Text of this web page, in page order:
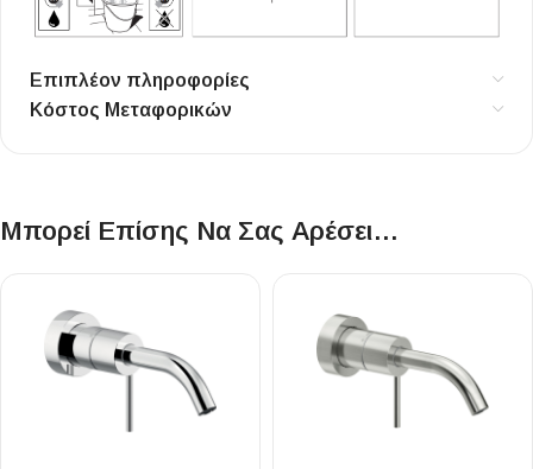
Επιπλέον πληροφορίες
Κόστος Μεταφορικών
Μπορεί Επίσης Να Σας Αρέσει…